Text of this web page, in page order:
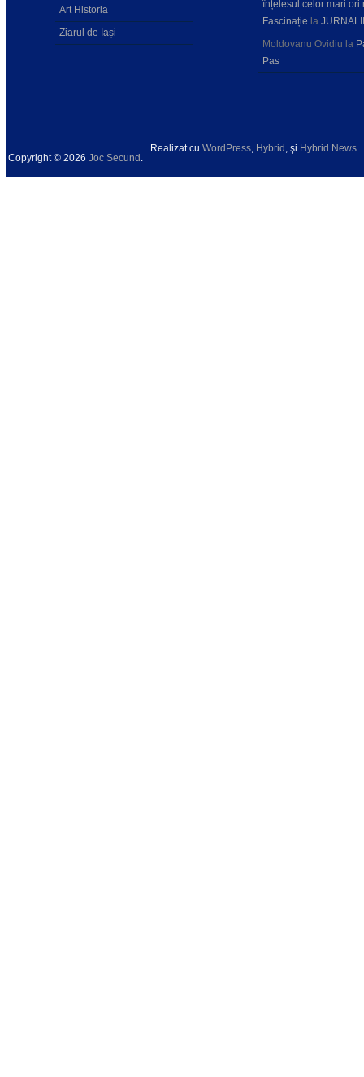
Art Historia
Ziarul de Iași
înțelesul celor mari ori
Fascinație la
Moldovanu Ovidiu la
Pas
Copyright © 2026 Joc Secund
Realizat cu WordPress Hybrid , şi Hybrid News